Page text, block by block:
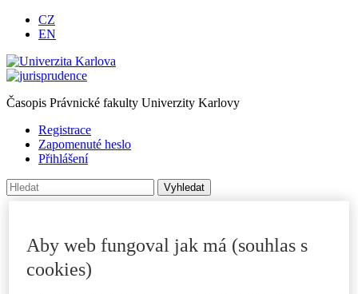
CZ
EN
Časopis Právnické fakulty Univerzity Karlovy
Registrace
Zapomenuté heslo
Přihlášení
Archiv
Pro autory
Autorské příspěvky
Aby web fungoval jak má (souhlas s
cookies)